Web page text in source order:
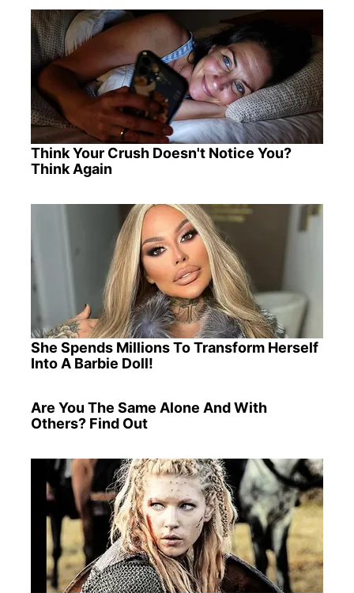
Think Your Crush Doesn't Notice You?
Think Again
She Spends Millions To Transform Herself
Into A Barbie Doll!
Are You The Same Alone And With
Others? Find Out